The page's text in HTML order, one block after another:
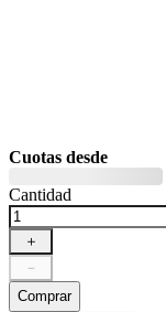
Cuotas desde
Cantidad
＋
－
Comprar